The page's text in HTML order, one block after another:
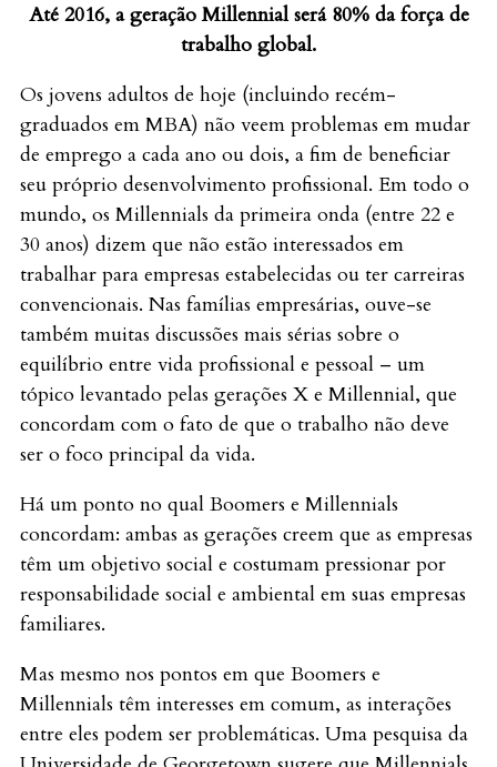
Até 2016, a geração Millennial será 80% da força de
trabalho global.
Os jovens adultos de hoje (incluindo recém-
graduados em MBA) não veem problemas em mudar
de emprego a cada ano ou dois, a fim de beneficiar
seu próprio desenvolvimento profissional. Em todo o
mundo, os Millennials da primeira onda (entre 22 e
30 anos) dizem que não estão interessados em
trabalhar para empresas estabelecidas ou ter carreiras
convencionais. Nas famílias empresárias, ouve-se
também muitas discussões mais sérias sobre o
equilíbrio entre vida profissional e pessoal – um
tópico levantado pelas gerações X e Millennial, que
concordam com o fato de que o trabalho não deve
ser o foco principal da vida.
Há um ponto no qual Boomers e Millennials
concordam: ambas as gerações creem que as empresas
têm um objetivo social e costumam pressionar por
responsabilidade social e ambiental em suas empresas
familiares.
Mas mesmo nos pontos em que Boomers e
Millennials têm interesses em comum, as interações
entre eles podem ser problemáticas. Uma pesquisa da